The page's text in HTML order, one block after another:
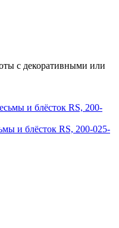
с декоративными или
и блёсток RS, 200-025-